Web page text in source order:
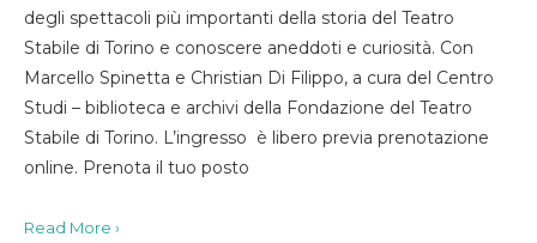
degli spettacoli più importanti della storia del Teatro
Stabile di Torino e conoscere aneddoti e curiosità. Con
Marcello Spinetta e Christian Di Filippo, a cura del Centro
Studi – biblioteca e archivi della Fondazione del Teatro
Stabile di Torino. L’ingresso è libero previa prenotazione
online. Prenota il tuo posto
Read More ›